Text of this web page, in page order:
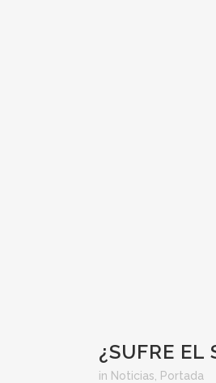
¿SUFRE EL
in Noticias Portada